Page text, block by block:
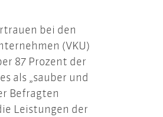
bei den
(VKU)
87 Prozent der
als „sauber und
Befragten
Leistungen der